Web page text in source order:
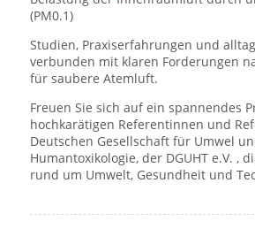
(PM0.1)
Studien, Praxiserfahrungen und
verbunden mit klaren Forderungen
für saubere Atemluft.
Freuen Sie sich auf ein spannendes
hochkarätigen Referentinnen und
Deutschen Gesellschaft für Umwel
Humantoxikologie, der DGUHT e.V. ,
rund um Umwelt, Gesundheit und